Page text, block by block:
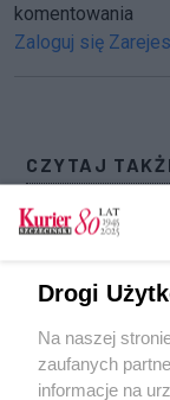
komentowania
Zaloguj się
CZYTAJ
Proponowane
miasta. Koniec
Koniec z
Szczecin
Niszczą,
trudnymi
Drogi
Na naszej
zaufanych
informacje na